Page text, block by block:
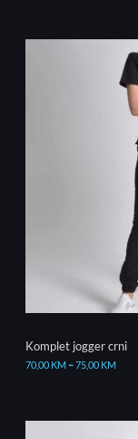
Komplet jogger crni
70,00 KM–75,00 KM